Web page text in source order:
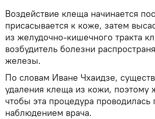
Воздействие клеща начинается
присасывается к коже, затем
из желудочно-кишечного тракта
возбудитель болезни
железы.
По словам Иване Чхаидзе,
удаления клеща из кожи, поэтому
чтобы эта процедура проводилась
наблюдением врача.